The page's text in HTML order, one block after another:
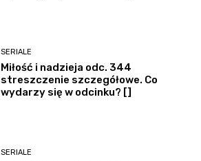
SERIALE
Miłość i nadzieja odc. 344
streszczenie szczegółowe. Co
wydarzy się w odcinku? []
SERIALE